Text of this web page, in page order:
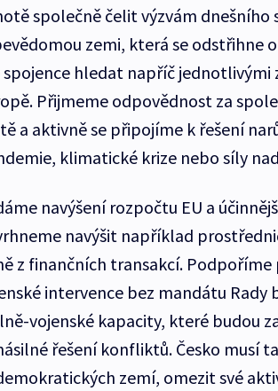
společně čelit výzvám dnešního
zemi, která se odstřihne
spojence hledat napříč
Přijmeme odpovědnost za
a aktivně se připojíme k řešení
klimatické krize nebo síly
navýšení rozpočtu EU a
navýšit například
z finančních transakcí.
intervence bez mandátu Rady
vojenské kapacity, které budou
řešení konfliktů. Česko musí
zemí, omezit své